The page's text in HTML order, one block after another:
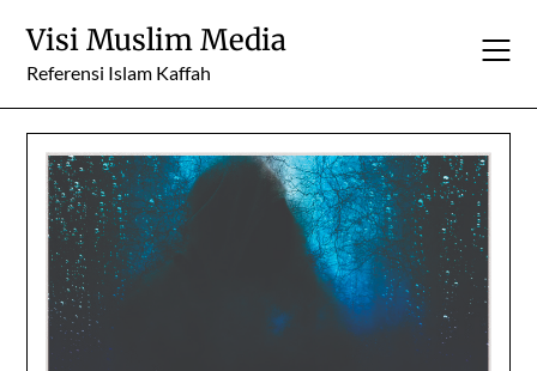
content
Visi Muslim Media
Referensi Islam Kaffah